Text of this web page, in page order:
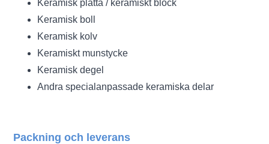
Keramisk platta / keramiskt block
Keramisk boll
Keramisk kolv
Keramiskt munstycke
Keramisk degel
Andra specialanpassade keramiska delar
Packning och leverans